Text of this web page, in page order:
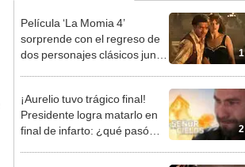
1
Película ‘La Momia 4’
sorprende con el regreso de
dos personajes clásicos junto
2
¡Aurelio tuvo trágico final!
Presidente logra matarlo en
final de infarto: ¿qué pasó